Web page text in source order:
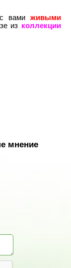
вами живыми
из коллекции
мнение